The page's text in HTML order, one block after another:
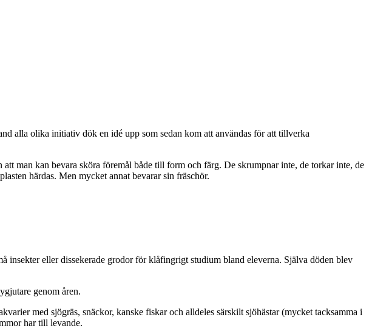
alla olika initiativ dök en idé upp som sedan kom att användas för att tillverka
man kan bevara sköra föremål både till form och färg. De skrumpnar inte, de torkar inte, de
härdas. Men mycket annat bevarar sin fräschör.
eller dissekerade grodor för klåfingrigt studium bland eleverna. Själva döden blev
genom åren.
med sjögräs, snäckor, kanske fiskar och alldeles särskilt sjöhästar (mycket tacksamma i
har till levande.